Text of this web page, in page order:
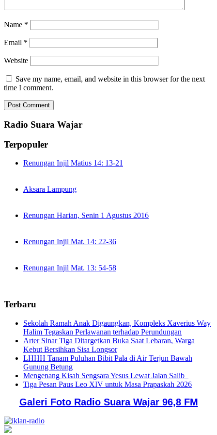
Name *
Email *
Website
Save my name, email, and website in this browser for the next
time I comment.
Radio Suara Wajar
Terpopuler
Renungan Injil Matius 14: 13-21
Aksara Lampung
Renungan Harian, Senin 1 Agustus 2016
Renungan Injil Mat. 14: 22-36
Renungan Injil Mat. 13: 54-58
Terbaru
Sekolah Ramah Anak Digaungkan, Kompleks Xaverius Way
Halim Tegaskan Perlawanan terhadap Perundungan
Arter Sinar Tiga Ditargetkan Buka Saat Lebaran, Warga
Kebut Bersihkan Sisa Longsor
LHHH Tanam Puluhan Bibit Pala di Air Terjun Bawah
Gunung Betung
Mengenang Kisah Sengsara Yesus Lewat Jalan Salib
Tiga Pesan Paus Leo XIV untuk Masa Prapaskah 2026
Galeri Foto Radio Suara Wajar 96,8 FM